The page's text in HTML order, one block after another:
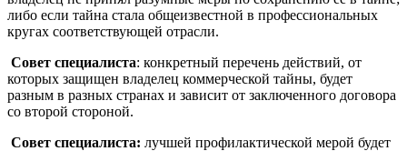
либо если тайна стала общеизвестной в профессиональных
кругах соответствующей отрасли.
Совет специалиста: конкретный перечень действий, от
которых защищен владелец коммерческой тайны, будет
разным в разных странах и зависит от заключенного договора
со второй стороной.
Совет специалиста: лучшей профилактической мерой будет